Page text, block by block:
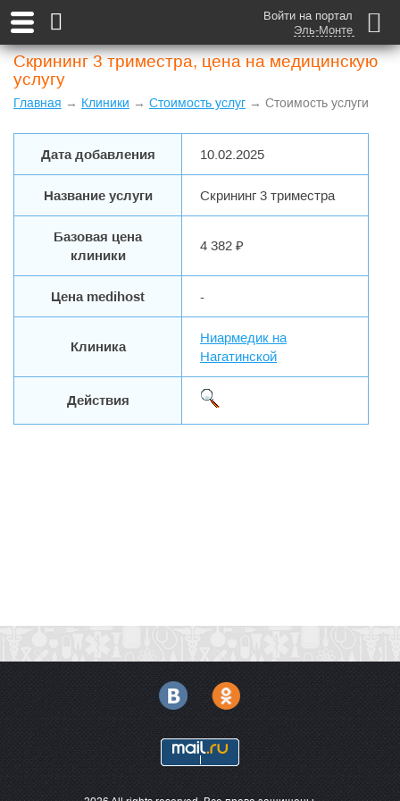
Войти на портал
Эль-Монте
Скрининг 3 триместра, цена на медицинскую
услугу
Главная → Клиники → Стоимость услуг → Стоимость услуги
Дата добавления 10.02.2025
Название услуги Скрининг 3 триместра
Базовая цена
клиники
4 382 ₽
Цена medihost -
Клиника
Ниармедик на
Нагатинской
Действия